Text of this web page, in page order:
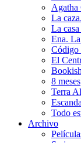
Agatha
La
La
Ena.
Código
El
Bookish
8 meses
Terra
Todo
Archivo